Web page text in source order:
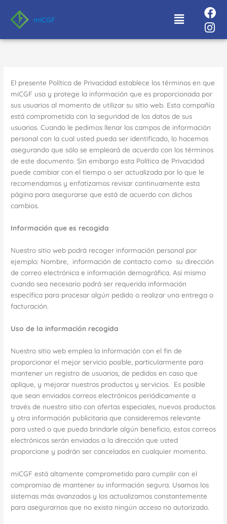
contenido
miCGF Menú
El presente Política de Privacidad establece los términos en que
miCGF usa y protege la información que es proporcionada por
sus usuarios al momento de utilizar su sitio web. Esta compañía
está comprometida con la seguridad de los datos de sus
usuarios. Cuando le pedimos llenar los campos de información
personal con la cual usted pueda ser identificado, lo hacemos
asegurando que sólo se empleará de acuerdo con los términos
de este documento. Sin embargo esta Política de Privacidad
puede cambiar con el tiempo o ser actualizada por lo que le
recomendamos y enfatizamos revisar continuamente esta
página para asegurarse que está de acuerdo con dichos
cambios.
Información que es recogida
Nuestro sitio web podrá recoger información personal por
ejemplo: Nombre, información de contacto como su dirección
de correo electrónica e información demográfica. Así mismo
cuando sea necesario podrá ser requerida información
específica para procesar algún pedido o realizar una entrega o
facturación.
Uso de la información recogida
Nuestro sitio web emplea la información con el fin de
proporcionar el mejor servicio posible, particularmente para
mantener un registro de usuarios, de pedidos en caso que
aplique, y mejorar nuestros productos y servicios. Es posible
que sean enviados correos electrónicos periódicamente a
través de nuestro sitio con ofertas especiales, nuevos productos
y otra información publicitaria que consideremos relevante
para usted o que pueda brindarle algún beneficio, estos correos
electrónicos serán enviados a la dirección que usted
proporcione y podrán ser cancelados en cualquier momento.
miCGF está altamente comprometido para cumplir con el
compromiso de mantener su información segura. Usamos los
sistemas más avanzados y los actualizamos constantemente
para asegurarnos que no exista ningún acceso no autorizado.